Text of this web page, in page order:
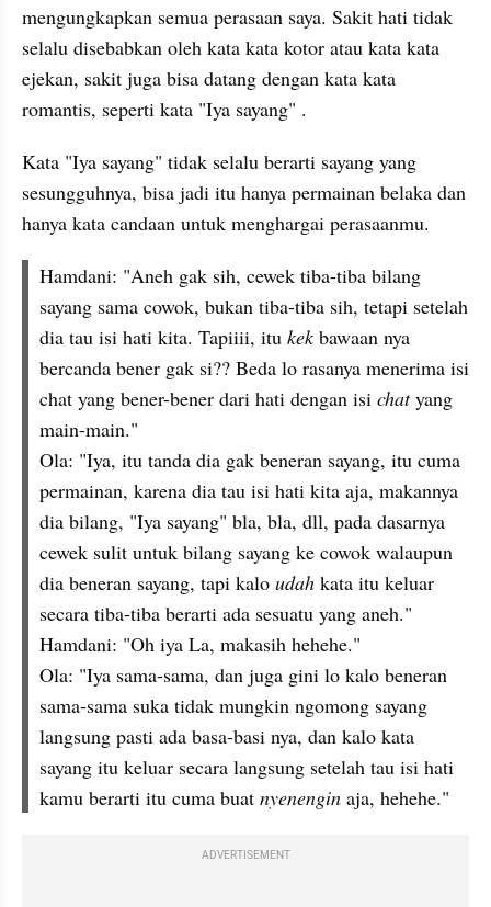
mengungkapkan semua perasaan saya. Sakit hati tidak
selalu disebabkan oleh kata kata kotor atau kata kata
ejekan, sakit juga bisa datang dengan kata kata
romantis, seperti kata "Iya sayang" .
Kata "Iya sayang" tidak selalu berarti sayang yang
sesungguhnya, bisa jadi itu hanya permainan belaka dan
hanya kata candaan untuk menghargai perasaanmu.
Hamdani: "Aneh gak sih, cewek tiba-tiba bilang
sayang sama cowok, bukan tiba-tiba sih, tetapi setelah
dia tau isi hati kita. Tapiiii, itu kek bawaan nya
bercanda bener gak si?? Beda lo rasanya menerima isi
chat yang bener-bener dari hati dengan isi chat yang
main-main."
Ola: "Iya, itu tanda dia gak beneran sayang, itu cuma
permainan, karena dia tau isi hati kita aja, makannya
dia bilang, "Iya sayang" bla, bla, dll, pada dasarnya
cewek sulit untuk bilang sayang ke cowok walaupun
dia beneran sayang, tapi kalo udah kata itu keluar
secara tiba-tiba berarti ada sesuatu yang aneh."
Hamdani: "Oh iya La, makasih hehehe."
Ola: "Iya sama-sama, dan juga gini lo kalo beneran
sama-sama suka tidak mungkin ngomong sayang
langsung pasti ada basa-basi nya, dan kalo kata
sayang itu keluar secara langsung setelah tau isi hati
kamu berarti itu cuma buat nyenengin aja, hehehe."
ADVERTISEMENT